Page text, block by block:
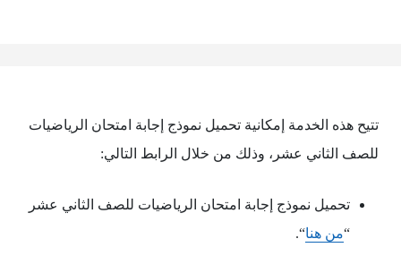
تتيح هذه الخدمة إمكانية تحميل نموذج إجابة امتحان الرياضيات
للصف الثاني عشر، وذلك من خلال الرابط التالي:
تحميل نموذج إجابة امتحان الرياضيات للصف الثاني عشر
“من هنا“.